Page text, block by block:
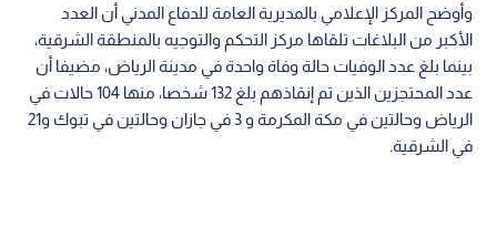
وأوضح المركز الإعلامي بالمديرية العامة للدفاع المدني أن العدد
الأكبر من البلاغات تلقاها مركز التحكم والتوجيه بالمنطقة الشرقية،
بينما بلغ عدد الوفيات حالة وفاة واحدة في مدينة الرياض، مضيفا أن
عدد المحتجزين الذين تم إنقاذهم بلغ 132 شخصا، منها 104 حالات في
الرياض وحالتين في مكة المكرمة و 3 في جازان وحالتين في تبوك و21
في الشرقية.